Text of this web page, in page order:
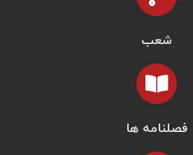
شعب
فصلنامه ها